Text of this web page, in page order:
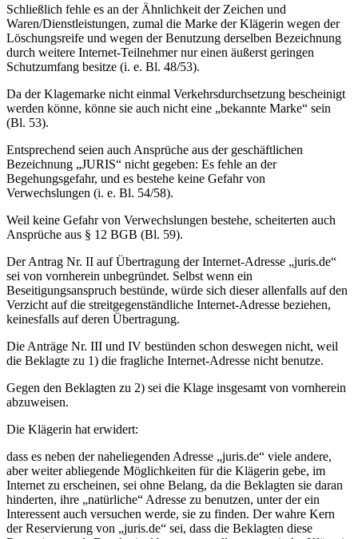
Schließlich fehle es an der Ähnlichkeit der Zeichen und
Waren/Dienstleistungen, zumal die Marke der Klägerin wegen der
Löschungsreife und wegen der Benutzung derselben Bezeichnung
durch weitere Internet-Teilnehmer nur einen äußerst geringen
Schutzumfang besitze (i. e. Bl. 48/53).
Da der Klagemarke nicht einmal Verkehrsdurchsetzung bescheinigt
werden könne, könne sie auch nicht eine „bekannte Marke“ sein
(Bl. 53).
Entsprechend seien auch Ansprüche aus der geschäftlichen
Bezeichnung „JURIS“ nicht gegeben: Es fehle an der
Begehungsgefahr, und es bestehe keine Gefahr von
Verwechslungen (i. e. Bl. 54/58).
Weil keine Gefahr von Verwechslungen bestehe, scheiterten auch
Ansprüche aus § 12 BGB (Bl. 59).
Der Antrag Nr. II auf Übertragung der Internet-Adresse „juris.de“
sei von vornherein unbegründet. Selbst wenn ein
Beseitigungsanspruch bestünde, würde sich dieser allenfalls auf den
Verzicht auf die streitgegenständliche Internet-Adresse beziehen,
keinesfalls auf deren Übertragung.
Die Anträge Nr. III und IV bestünden schon deswegen nicht, weil
die Beklagte zu 1) die fragliche Internet-Adresse nicht benutze.
Gegen den Beklagten zu 2) sei die Klage insgesamt von vornherein
abzuweisen.
Die Klägerin hat erwidert:
dass es neben der naheliegenden Adresse „juris.de“ viele andere,
aber weiter abliegende Möglichkeiten für die Klägerin gebe, im
Internet zu erscheinen, sei ohne Belang, da die Beklagten sie daran
hinderten, ihre „natürliche“ Adresse zu benutzen, unter der ein
Interessent auch versuchen werde, sie zu finden. Der wahre Kern
der Reservierung von „juris.de“ sei, dass die Beklagten diese